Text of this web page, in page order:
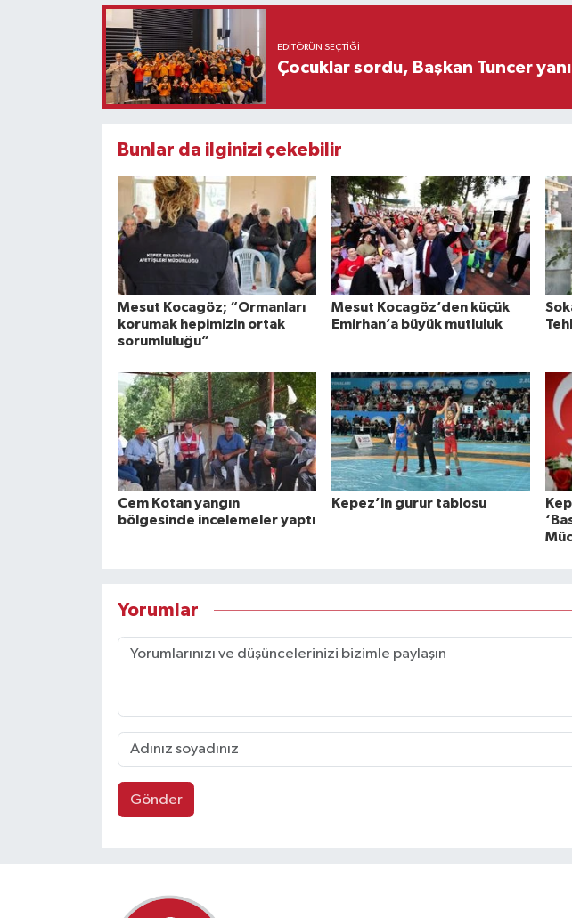
EDITÖRÜN SEÇTIĞI
Çocuklar sordu, Başkan Tuncer
Bunlar da ilginizi çekebilir
Mesut Kocagöz; “Ormanları
korumak hepimizin ortak
sorumluluğu”
Mesut Kocagöz’den küçük
Emirhan’a büyük mutluluk
Cem Kotan yangın
bölgesinde incelemeler yaptı
Kepez’in gurur tablosu
Yorumlar
Gönder